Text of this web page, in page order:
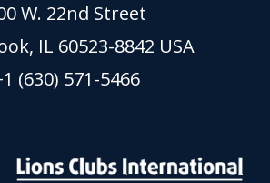
W. 22nd Street
IL 60523-8842 USA
(630) 571-5466